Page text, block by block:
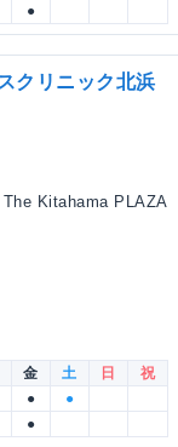
●
クリニック北浜
The Kitahama PLAZA
金 土 日
祝
●
●
●